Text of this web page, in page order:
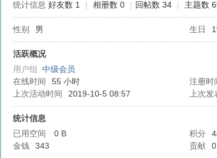
统计信息 好友数 1 | 相册数 0 | 回帖数 34 | 主题数
性别 男 生日
活跃概况
用户组 中级会员
在线时间
55 小时 注册时
上次活动时间
2019-10-5 08:57 上次
统计信息
已用空间
0 B 积分
金钱
343 贡献 0